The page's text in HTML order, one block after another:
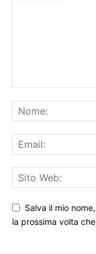
Salva il mio
la prossima volta